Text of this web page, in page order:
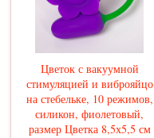
Цветок с вакуумной
стимуляцией и виброяйцо
на стебельке, 10 режимов,
силикон, фиолетовый,
размер Цветка 8,5х5,5 см